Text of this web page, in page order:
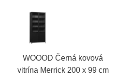
WOOOD Černá kovová
vitrína Merrick 200 x 99 cm